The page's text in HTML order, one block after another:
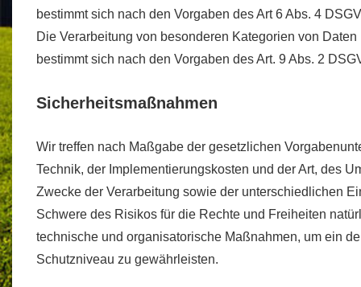
bestimmt sich nach den Vorgaben des Art 6 Abs. 4
Die Verarbeitung von besonderen Kategorien von
bestimmt sich nach den Vorgaben des Art. 9 Abs. 2
Sicherheitsmaßnahmen
Wir treffen nach Maßgabe der gesetzlichen
Technik, der Implementierungskosten und der Art, des
Zwecke der Verarbeitung sowie der unterschiedlichen
Schwere des Risikos für die Rechte und Freiheiten
technische und organisatorische Maßnahmen, um ein
Schutzniveau zu gewährleisten.